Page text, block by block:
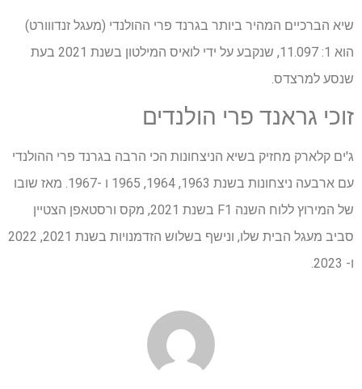
שיא הברכיים המהיר ביותר בגרנד פרי ההולנדי (מעגל זנדווורט)
הוא 1: 11.097, שנקבע על ידי לואיס המילטון בשנת 2021 בעת
שנסע למרצדס.
זוכי גראנד פרי הולנדים
ג'ים קלארק מחזיק בשיא הניצחונות הכי הרבה בגרנד פרי ההולנדי
עם ארבעה ניצחונות בשנת 1963, 1964, 1965 ו -1967. מאז שובו
של המירוץ ללוח השנה F1 בשנת 2021, מקס ורסטאפן הצטיין
סביב מעגל הבית שלו, ונישף בשלוש הזדמנויות בשנת 2021, 2022
ו- 2023.